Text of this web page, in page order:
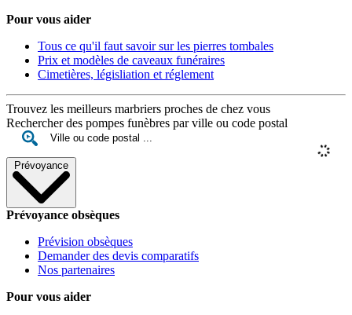
Pour vous aider
Tous ce qu'il faut savoir sur les pierres tombales
Prix et modèles de caveaux funéraires
Cimetières, législiation et réglement
Trouvez les meilleurs marbriers proches de chez vous
Rechercher des pompes funèbres par ville ou code postal
Prévoyance
Prévoyance obsèques
Prévision obsèques
Demander des devis comparatifs
Nos partenaires
Pour vous aider